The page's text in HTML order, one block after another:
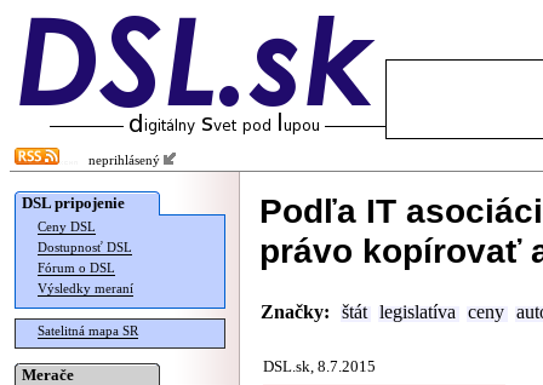
neprihlásený
DSL pripojenie
Ceny DSL
Dostupnosť DSL
Fórum o DSL
Výsledky meraní
Satelitná mapa SR
Merače
Podľa IT
právo kopírovať
Značky: štát legislatíva ceny
DSL.sk, 8.7.2015